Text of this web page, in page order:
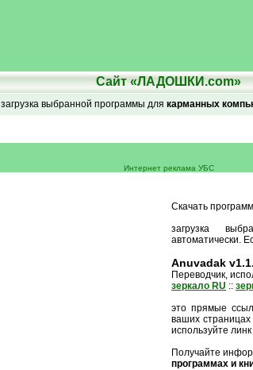
Сайт «ЛАДОШКИ.com»
загрузка выбранной программы для карманных
Интернет реклама УБС
Скачать
загрузка
автоматически.
Anuvadak
Переводчик,
зеркало RU ::
это прямые
ваших
используйте
Получайте
программах и